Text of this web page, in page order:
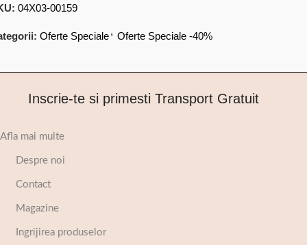
04X03-00159
Oferte Speciale, Oferte Speciale -40%
Inscrie-te si primesti Transport Gratuit
Afla mai multe
Despre noi
Contact
Magazine
Ingrijirea produselor